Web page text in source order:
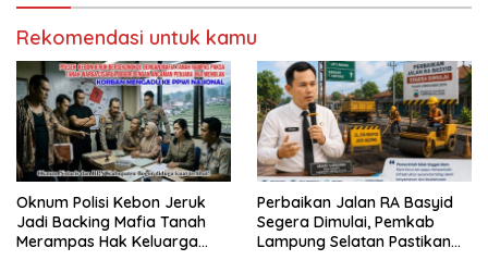
Rekomendasi untuk kamu
Oknum Polisi Kebon Jeruk
Jadi Backing Mafia Tanah
Merampas Hak Keluarga
Perbaikan Jalan RA Basyid
Segera Dimulai, Pemkab
Lampung Selatan Pastikan